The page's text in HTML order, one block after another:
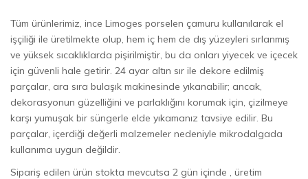
Tüm ürünlerimiz, ince Limoges porselen çamuru kullanılarak el
işçiliği ile üretilmekte olup, hem iç hem de dış yüzeyleri sırlanmış
ve yüksek sıcaklıklarda pişirilmiştir, bu da onları yiyecek ve içecek
için güvenli hale getirir. 24 ayar altın sır ile dekore edilmiş
parçalar, ara sıra bulaşık makinesinde yıkanabilir; ancak,
dekorasyonun güzelliğini ve parlaklığını korumak için, çizilmeye
karşı yumuşak bir süngerle elde yıkamanız tavsiye edilir. Bu
parçalar, içerdiği değerli malzemeler nedeniyle mikrodalgada
kullanıma uygun değildir.
Sipariş edilen ürün stokta mevcutsa 2 gün içinde , üretim